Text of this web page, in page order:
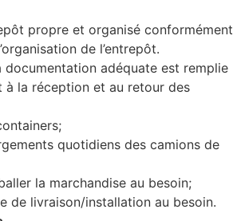
propre et organisé conformément
de l’entrepôt.
documentation adéquate est remplie
à la réception et au retour des
quotidiens des camions de
la marchandise au besoin;
de livraison/installation au besoin.